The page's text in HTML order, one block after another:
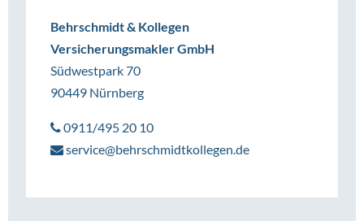
Behrschmidt & Kollegen
Versicherungsmakler GmbH
Südwestpark 70
90449 Nürnberg
0911/495 20 10
service@behrschmidtkollegen.de